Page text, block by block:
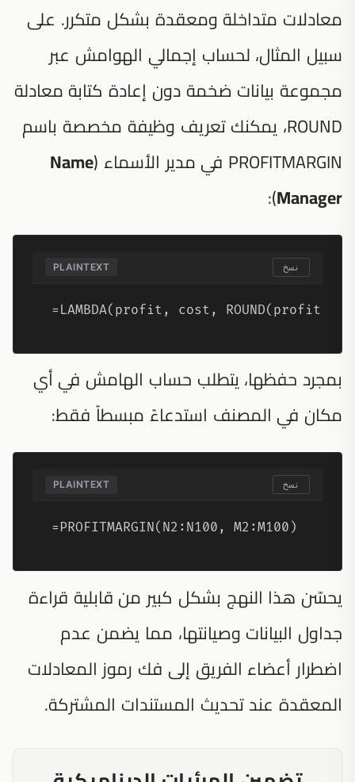
معادلات متداخلة ومعقدة بشكل متكرر. على
سبيل المثال، لحساب إجمالي الهوامش عبر
مجموعة بيانات ضخمة دون إعادة كتابة معادلة
ROUND، يمكنك تعريف وظيفة مخصصة باسم
PROFITMARGIN في مدير الأسماء (
Name
Manager
):
PLAINTEXT نسخ
=LAMBDA(profit, cost,
بمجرد حفظها، يتطلب حساب الهامش في أي
مكان في المصنف استدعاءً مبسطاً فقط:
PLAINTEXT نسخ
=PROFITMARGIN(N2:N100, M2:M100)
يحسّن هذا النهج بشكل كبير من قابلية قراءة
جداول البيانات وصيانتها، مما يضمن عدم
اضطرار أعضاء الفريق إلى فك رموز المعادلات
المعقدة عند تحديث المستندات المشتركة.